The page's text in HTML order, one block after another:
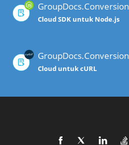
GroupDocs.Conversion
Cloud SDK untuk Node.js
GroupDocs.Conversion
Cloud untuk cURL